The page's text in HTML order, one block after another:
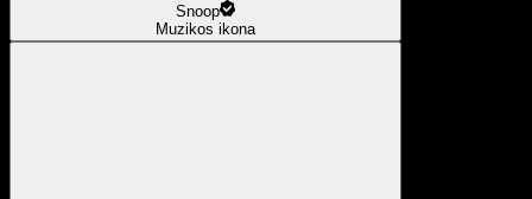
Snoop
Muzikos ikona